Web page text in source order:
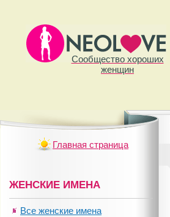
Сообщество хороших
женщин
Главная страница
ЖЕНСКИЕ ИМЕНА
Все женские имена